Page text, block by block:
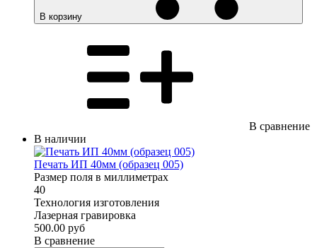
В корзину
В сравнение
В наличии
Печать ИП 40мм (образец 005)
Размер поля в миллиметрах
40
Технология изготовления
Лазерная гравировка
500.00 руб
В сравнение